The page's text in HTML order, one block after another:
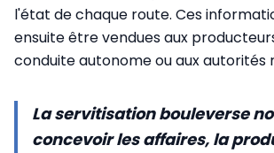
l'état de chaque route. Ces
ensuite être vendues aux
conduite autonome ou aux autorités
La servitisation bouleverse
concevoir les affaires, la